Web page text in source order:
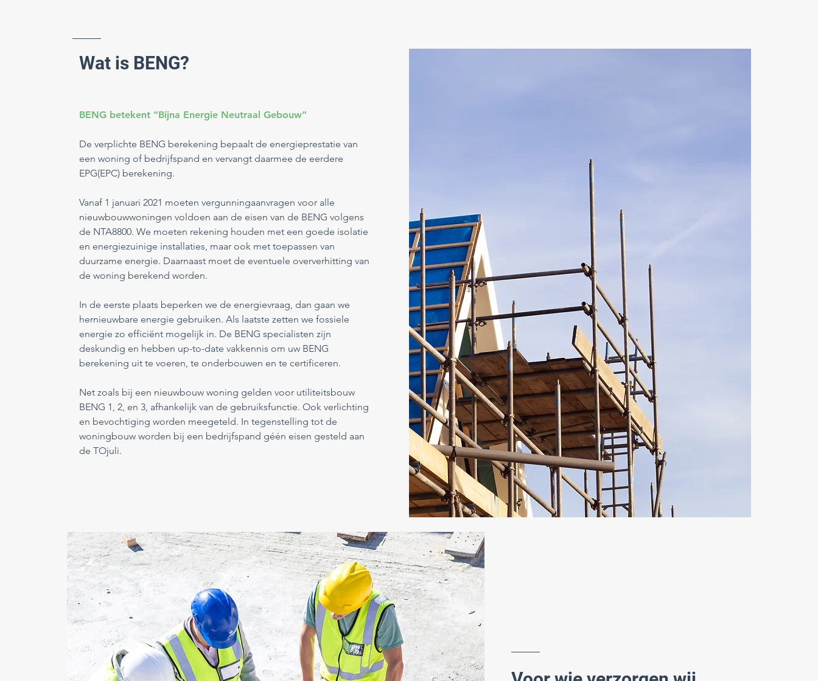
Wat is BENG?
BENG betekent “Bijna Energie Neutraal Gebouw”
De verplichte BENG berekening bepaalt de energieprestatie van
een woning of bedrijfspand en vervangt daarmee de eerdere
EPG(EPC) berekening.
Vanaf 1 januari 2021 moeten vergunningaanvragen voor alle
nieuwbouwwoningen voldoen aan de eisen van de BENG volgens
de NTA8800. We moeten rekening houden met een goede isolatie
en energiezuinige installaties, maar ook met toepassen van
duurzame energie. Daarnaast moet de eventuele oververhitting van
de woning berekend worden.
In de eerste plaats beperken we de energievraag, dan gaan we
hernieuwbare energie gebruiken. Als laatste zetten we fossiele
energie zo efficiënt mogelijk in. De BENG specialisten zijn
deskundig en hebben up-to-date vakkennis om uw BENG
berekening uit te voeren, te onderbouwen en te certificeren.
Net zoals bij een nieuwbouw woning gelden voor utiliteitsbouw
BENG 1, 2, en 3, afhankelijk van de gebruiksfunctie. Ook verlichting
en bevochtiging worden meegeteld. In tegenstelling tot de
woningbouw worden bij een bedrijfspand géén eisen gesteld aan
de TOjuli.